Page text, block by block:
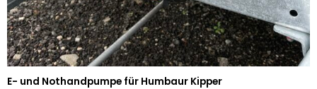
E- und Nothandpumpe für Humbaur Kipper